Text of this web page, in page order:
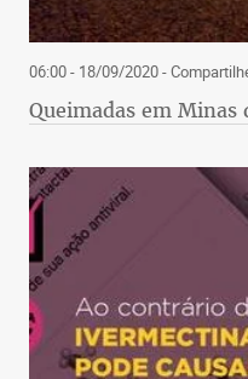
06:00 - 18/09/2020-
Queimadas em Minas